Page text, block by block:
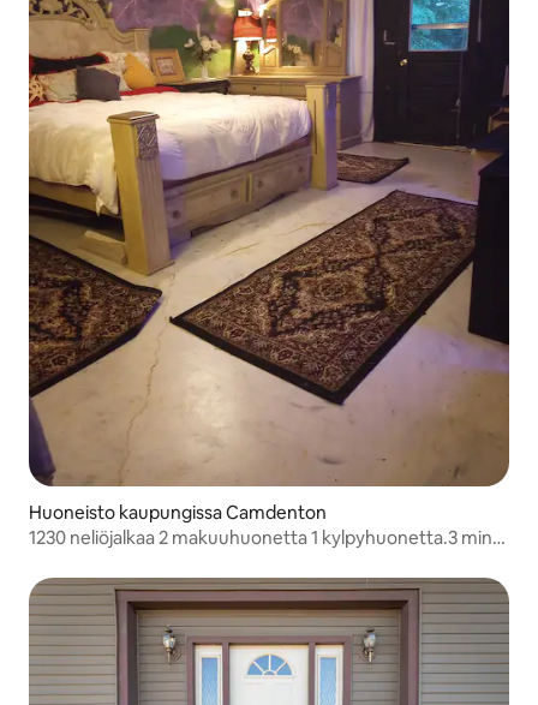
Huoneisto kaupungissa Camdenton
1230 neliöjalkaa 2 makuuhuonetta 1 kylpyhuonetta.3 min